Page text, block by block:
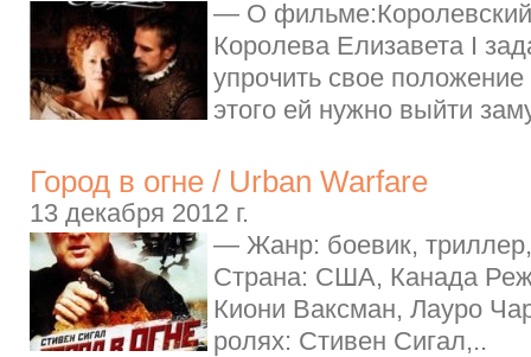
— О
Королева Елизавета I
упрочить свое
этого ей нужно выйти
Город в огне / Urban Warfare
13 декабря 2012 г.
— Жанр: боевик,
Страна: США, Канада
Киони Ваксман, Лауро
ролях: Стивен Сигал,..